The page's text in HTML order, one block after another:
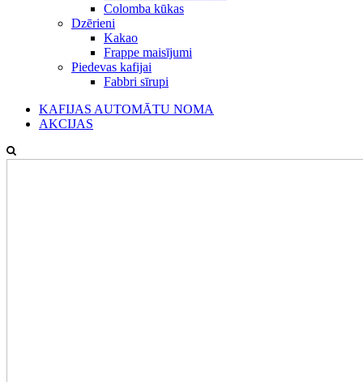
Colomba kūkas
Dzērieni
Kakao
Frappe maisījumi
Piedevas kafijai
Fabbri sīrupi
KAFIJAS AUTOMĀTU NOMA
AKCIJAS